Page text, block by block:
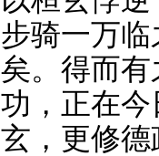
步骑一万
矣。得而
功，正在
玄，更修